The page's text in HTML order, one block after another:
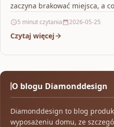
zaczyna brakować miejsca, a
5 minut czytania 2026-05-25
Czytaj więcej
O blogu Diamonddesign
Diamonddesign to blog
wyposażeniu domu, ze